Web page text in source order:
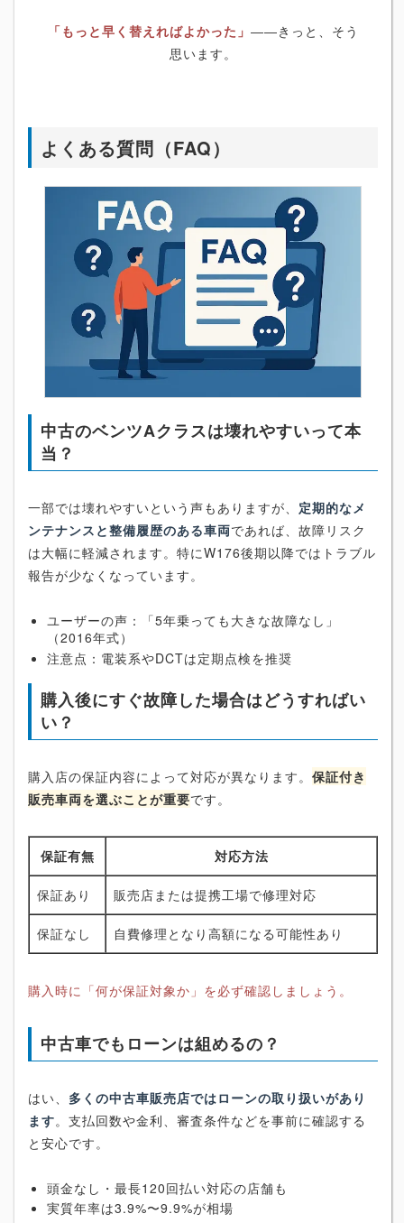
「もっと早く替えればよかった」 ――きっと、そう
思います。
よくある質問（FAQ）
中古のベンツAクラスは壊れやすいって本
当？
一部では壊れやすいという声もありますが、 定期的なメ
ンテナンスと整備履歴のある車両であれば、故障リスク
は大幅に軽減されます。特にW176後期以降ではトラブル
報告が少なくなっています。
ユーザーの声：「5年乗っても大きな故障なし」
（2016年式）
注意点：電装系やDCTは定期点検を推奨
購入後にすぐ故障した場合はどうすればい
い？
購入店の保証内容によって対応が異なります。 保証付き
販売車両を選ぶことが重要です。
保証有無 対応方法
保証あり 販売店または提携工場で修理対応
保証なし 自費修理となり高額になる可能性あり
購入時に「何が保証対象か」を必ず確認しましょう。
中古車でもローンは組めるの？
はい、 多くの中古車販売店ではローンの取り扱いがあり
ます。支払回数や金利、審査条件などを事前に確認する
と安心です。
頭金なし・最長120回払い対応の店舗も
実質年率は3.9%〜9.9%が相場